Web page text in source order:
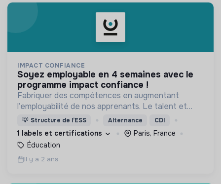
IMPACT CONFIANCE
soyez employable en 4 semaines avec le
programme impact confiance !
Fabriquer des compétences en augmentant
l’employabilité de nos apprenants. Le talent et
l’envie valent autant que le diplôme.
💡 Structure de l’ESS Alternance CDI
1 labels et certifications
Paris, France
Éducation
Il y a 2 ans